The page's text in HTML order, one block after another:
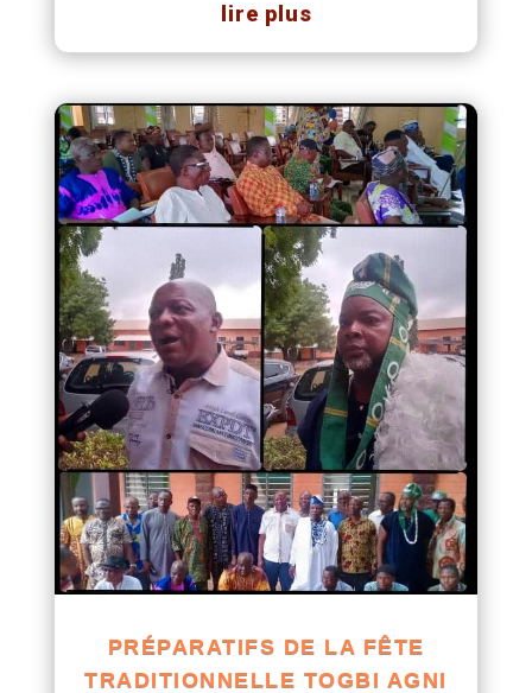
lire plus
PRÉPARATIFS DE LA FÊTE
TRADITIONNELLE TOGBI AGNI